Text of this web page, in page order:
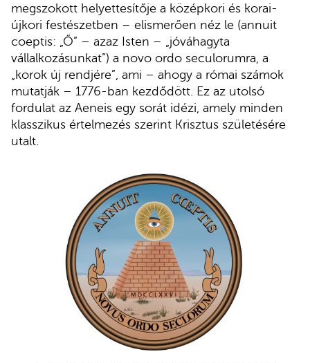
megszokott helyettesítője a középkori és korai-
újkori festészetben – elismerően néz le (annuit
coeptis: „Ő” – azaz Isten – „jóváhagyta
vállalkozásunkat”) a novo ordo seculorumra, a
„korok új rendjére”, ami – ahogy a római számok
mutatják – 1776-ban kezdődött. Ez az utolsó
fordulat az Aeneis egy sorát idézi, amely minden
klasszikus értelmezés szerint Krisztus születésére
utalt.